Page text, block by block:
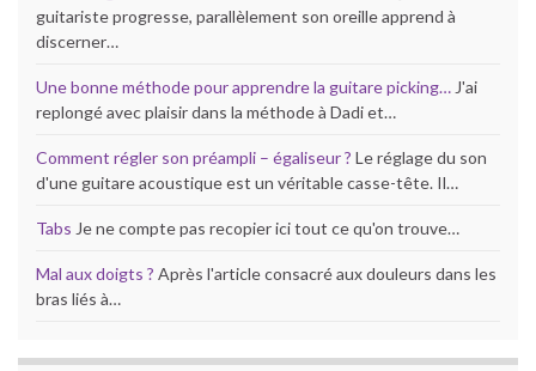
guitariste progresse, parallèlement son oreille apprend à
discerner…
Une bonne méthode pour apprendre la guitare picking… J'ai
replongé avec plaisir dans la méthode à Dadi et…
Comment régler son préampli – égaliseur ? Le réglage du son
d'une guitare acoustique est un véritable casse-tête. Il…
Tabs Je ne compte pas recopier ici tout ce qu'on trouve…
Mal aux doigts ? Après l'article consacré aux douleurs dans les
bras liés à…